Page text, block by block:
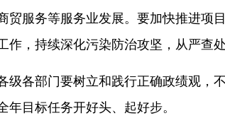
贸服务等服务业发展。要加快推进项
作，持续深化污染防治攻坚，从严查
级各部门要树立和践行正确政绩观，
年目标任务开好头、起好步。